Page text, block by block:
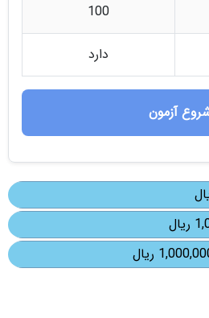
100
دارد
آزمون
ریال